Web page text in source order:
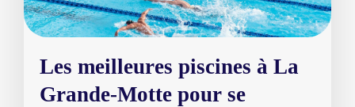
Les meilleures piscines à La
Grande-Motte pour se